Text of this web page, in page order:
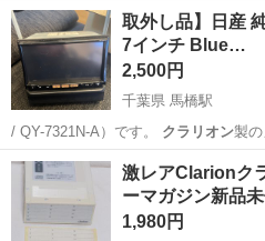
取外し品】日産
7インチ Blue…
2,500円
千葉県 馬橋駅
/ QY-7321N-A）です。 クラリオン製
半…
千葉 松戸市 カーナ
激レアClarionク
ーマガジン新品
1,980円